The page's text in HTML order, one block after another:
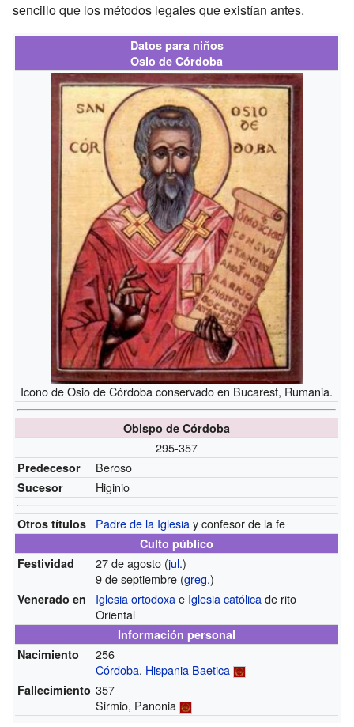
sencillo que los métodos legales que existían antes.
Datos para niños
Osio de Córdoba
Icono de Osio de Córdoba conservado en Bucarest, Rumania.
Obispo de Córdoba
295-357
Predecesor Beroso
Sucesor Higinio
Otros títulos Padre de la Iglesiay confesor de la fe
Culto público
Festividad
27 de agosto (jul.)
9 de septiembre (greg.)
Venerado en Iglesia ortodoxae Iglesia católicade rito
Oriental
Información personal
Nacimiento
256
Córdoba, Hispania Baetica
Fallecimiento 357
Sirmio, Panonia